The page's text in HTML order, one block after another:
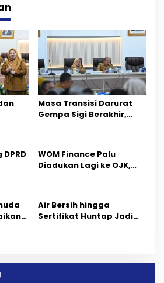
Masa Transisi Darurat
Gempa Sigi Berakhir,
‎WOM Finance Palu
Diadukan Lagi ke OJK,
Dipersoalkan ‎
Air Bersih hingga
Sertifikat Huntap Jadi